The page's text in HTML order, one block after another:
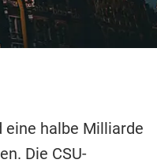
eine halbe Milliarde
Die CSU-